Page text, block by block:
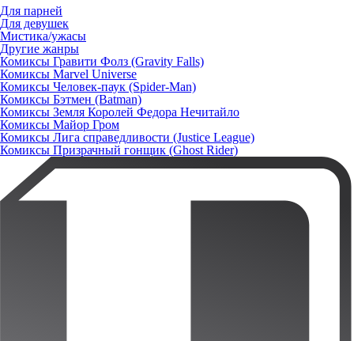
Для парней
Для девушек
Мистика/ужасы
Другие жанры
Комиксы Гравити Фолз (Gravity Falls)
Комиксы Marvel Universe
Комиксы Человек-паук (Spider-Man)
Комиксы Бэтмен (Batman)
Комиксы Земля Королей Федора Нечитайло
Комиксы Майор Гром
Комиксы Лига справедливости (Justice League)
Комиксы Призрачный гонщик (Ghost Rider)